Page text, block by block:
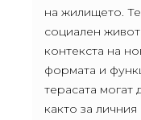
на жилището.
социален
контекста на
формата и
терасата
както за